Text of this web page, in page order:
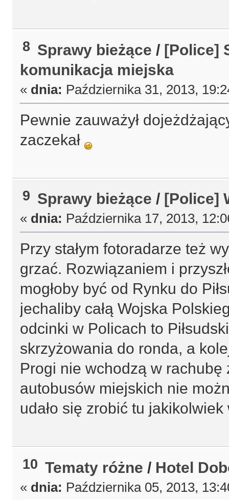
8 Sprawy bieżące / [Police]
komunikacja miejska
« dnia: Października 31, 2013,
Pewnie zauważył
zaczekał
9 Sprawy bieżące / [Police]
« dnia: Października 17, 2013,
Przy stałym fotoradarze też
grzać. Rozwiązaniem i
mogłoby być od Rynku do
jechaliby całą Wojska
odcinki w Policach to
skrzyżowania do ronda, a
Progi nie wchodzą w
autobusów miejskich nie
udało się zrobić tu jakikolwiek
10 Tematy różne / Hotel
« dnia: Października 05, 2013,